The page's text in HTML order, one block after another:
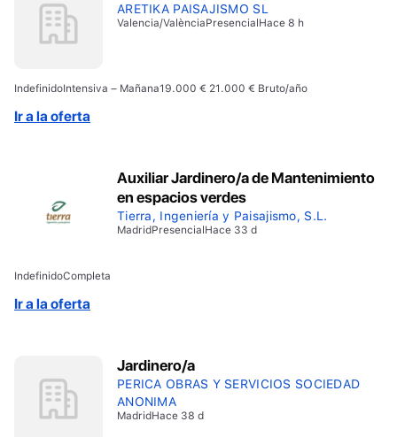
ARETIKA PAISAJISMO SL
Valencia/ValènciaPresencialHace 8 h
IndefinidoIntensiva – Mañana19.000 € 21.000 € Bruto/año
Ir a la oferta
Auxiliar Jardinero/a de Mantenimiento
en espacios verdes
Tierra, Ingeniería y Paisajismo, S.L.
MadridPresencialHace 33 d
IndefinidoCompleta
Ir a la oferta
Jardinero/a
PERICA OBRAS Y SERVICIOS SOCIEDAD
ANONIMA
MadridHace 38 d